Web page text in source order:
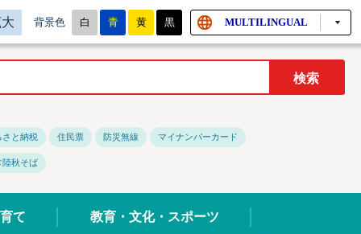
背景色 白 青 黄 黒 MULTILINGUAL
さと納税 住民票 防災無線 マイナンバーカード
陸秋そば
て 教育・文化・スポーツ